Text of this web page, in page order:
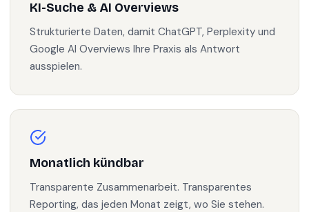
KI-Suche & AI Overviews
Strukturierte Daten, damit ChatGPT, Perplexity und
Google AI Overviews Ihre Praxis als Antwort
ausspielen.
Monatlich kündbar
Transparente Zusammenarbeit. Transparentes
Reporting, das jeden Monat zeigt, wo Sie stehen.